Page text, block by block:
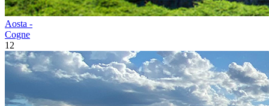
Aosta -
Cogne
12